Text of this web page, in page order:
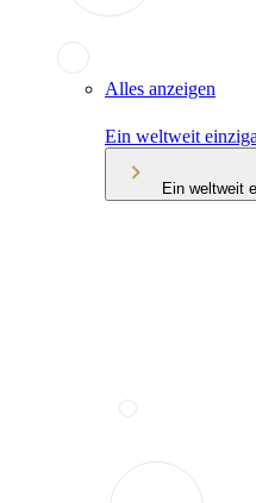
Alles anzeigen
Ein weltweit
Ein weltweit